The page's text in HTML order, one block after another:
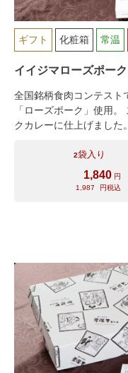
ギフト 化粧箱 常温
イイジマローズポー
全国銘柄食肉コンテスト
「ローズポーク」使用
クカレーに仕上げました。
2袋入り
1,840 円
1,987
円税込